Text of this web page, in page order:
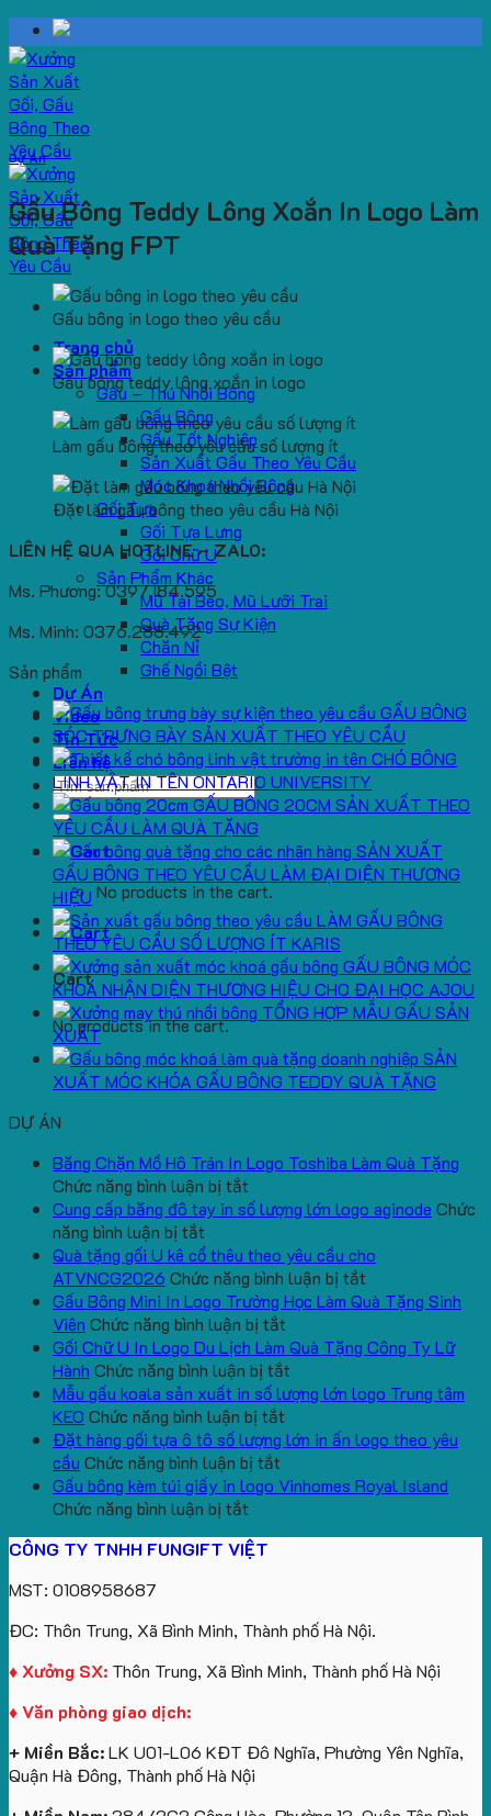
Skip
to
content
Trang chủ
Sản phẩm
Gấu – Thú Nhồi Bông
Gấu Bông
Gấu Tốt Nghiệp
Sản Xuất Gấu Theo Yêu Cầu
Móc Khoá Nhồi Bông
Gối Tựa
Gối Tựa Lưng
Gối Chữ U
Sản Phẩm Khác
Mũ Tai Bèo, Mũ Lưỡi Trai
Quà Tặng Sự Kiện
Chăn Nỉ
Ghế Ngồi Bệt
Dự Án
Video
Tin Tức
Liên hệ
Search
for:
No products in the cart.
Cart
No products in the cart.
Dự Án
Gấu Bông Teddy Lông Xoắn In Logo Làm
Quà Tặng FPT
Gấu bông in logo theo yêu cầu
Gấu bông teddy lông xoắn in logo
Làm gấu bông theo yêu cầu số lượng ít
Đặt làm gấu bông theo yêu cầu Hà Nội
LIÊN HỆ QUA HOTLINE – ZALO:
Ms. Phương: 0397.184.595
Ms. Minh: 0376.288.492
Sản phẩm
GẤU BÔNG
SÓC TRƯNG BÀY SẢN XUẤT THEO YÊU CẦU
CHÓ BÔNG
LINH VẬT IN TÊN ONTARIO UNIVERSITY
GẤU BÔNG 20CM SẢN XUẤT THEO
YÊU CẦU LÀM QUÀ TẶNG
SẢN XUẤT
GẤU BÔNG THEO YÊU CẦU LÀM ĐẠI DIỆN THƯƠNG
HIỆU
LÀM GẤU BÔNG
THEO YÊU CẦU SỐ LƯỢNG ÍT KARIS
GẤU BÔNG MÓC
KHOÁ NHẬN DIỆN THƯƠNG HIỆU CHO ĐẠI HỌC AJOU
TỔNG HỢP MẪU GẤU SẢN
XUẤT
SẢN
XUẤT MÓC KHÓA GẤU BÔNG TEDDY QUÀ TẶNG
DỰ ÁN
Băng Chặn Mồ Hô Trán In Logo Toshiba Làm Quà Tặng
Chức năng bình luận bị tắt
Băng
Mồ
Hô
Trán
In
Logo
Toshiba
Làm
Quà
Tặng
Cung cấp băng đô tay in số lượng lớn logo aginode Chức
năng bình luận bị tắt
Cung
cấp
băng
đô
tay
in
số
lượng
lớn
logo
aginode
Quà tặng gối U kê cổ thêu theo yêu cầu cho
ATVNCG2026 Chức năng bình luận bị tắt
Quà
gối
kê
thêu
yêu
Gấu Bông Mini In Logo Trường Học Làm Quà Tặng Sinh
Viên Chức năng bình luận bị tắt
Gấu
Bông
Mini
Logo
Học
Gối Chữ U In Logo Du Lịch Làm Quà Tặng Công Ty Lữ
Hành Chức năng bình luận bị tắt
Gối
U
Logo
Công
Ty
Lữ
Mẫu gấu koala sản xuất in số lượng lớn logo Trung tâm
KEO Chức năng bình luận bị tắt
Mẫu
koala
lớn
logo
Trung
Đặt hàng gối tựa ô tô số lượng lớn in ấn logo theo yêu
cầu Chức năng bình luận bị tắt
Đặt
số
lượng
lớn
theo
cầu
Gấu bông kèm túi giấy in logo Vinhomes Royal Island
Chức năng bình luận bị tắt
bông
giấy
in
logo
CÔNG TY TNHH FUNGIFT VIỆT
MST: 0108958687
ĐC: Thôn Trung, Xã Bình Minh, Thành phố Hà Nội.
♦ Xưởng SX: Thôn Trung, Xã Bình Minh, Thành phố Hà Nội
♦ Văn phòng giao dịch:
+ Miền Bắc:LK U01-L06 KĐT Đô Nghĩa, Phường Yên Nghĩa,
Quận Hà Đông, Thành phố Hà Nội